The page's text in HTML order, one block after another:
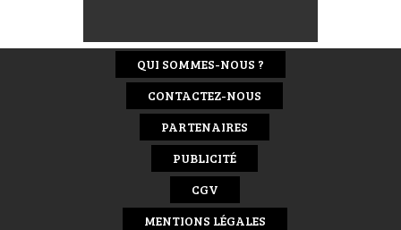
QUI SOMMES-NOUS ?
CONTACTEZ-NOUS
PARTENAIRES
PUBLICITÉ
CGV
MENTIONS LÉGALES